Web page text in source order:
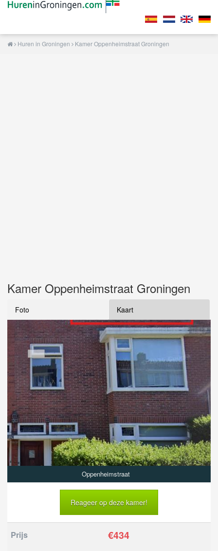
Huren in Groningen Kamer Oppenheimstraat Groningen
Kamer Oppenheimstraat Groningen
Foto Kaart
Oppenheimstraat
Reageer op deze kamer!
Prijs €434